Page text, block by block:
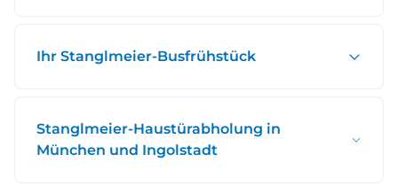
Ihr Stanglmeier-Busfrühstück
Stanglmeier-Haustürabholung in
München und Ingolstadt